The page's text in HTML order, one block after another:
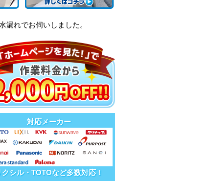
漏れでお伺いしました。
対応メーカー
クシル・TOTOなど多数対応！